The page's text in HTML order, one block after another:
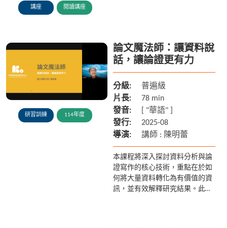
講座 閱讀講座
研習訓練 114年度
論文魔法師：讓資料說
話，讓論證更有力
分級:
普遍級
片長:
78 min
發音:
[ "華語" ]
發行:
2025-08
導演:
講師 : 陳明蕾
本課程將深入探討資料分析與論
證寫作的核心技術，重點在於如
何將大量資料轉化為有價值的資
訊，並有效解釋研究結果。此